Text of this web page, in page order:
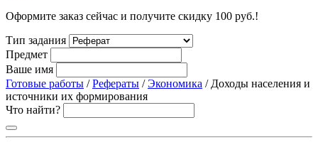
Оформите заказ сейчас и получите скидку 100 руб.!
Тип задания
Предмет
Ваше имя
Готовые работы /Рефераты /Экономика / Доходы населения и
источники их формирования
Что найти?